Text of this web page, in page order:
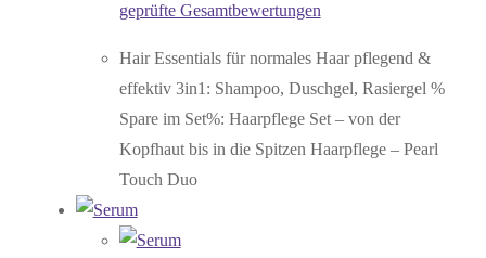
geprüfte Gesamtbewertungen
Hair Essentials für normales Haar pflegend &
effektiv 3in1: Shampoo, Duschgel, Rasiergel %
Spare im Set%: Haarpflege Set – von der
Kopfhaut bis in die Spitzen Haarpflege – Pearl
Touch Duo